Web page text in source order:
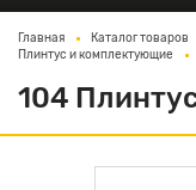
Главная Каталог товаров
Плинтус и комплектующие
104